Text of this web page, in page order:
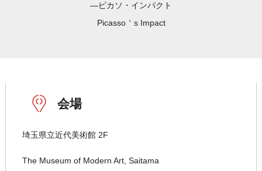
―ピカソ・インパクト
Picasso＇s Impact
会場
埼玉県立近代美術館 2F
The Museum of Modern Art, Saitama